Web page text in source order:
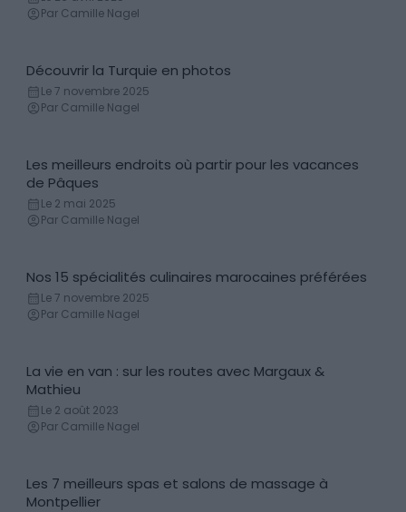
Par Camille Nagel
Reportage photo
Découvrir la Turquie en photos
Le 7 novembre 2025
Par Camille Nagel
Découvertes
Les meilleurs endroits où partir pour les vacances
de Pâques
Le 2 mai 2025
Par Camille Nagel
Gastronomie
Nos 15 spécialités culinaires marocaines préférées
Le 7 novembre 2025
Par Camille Nagel
Histoire & anecdotes
La vie en van : sur les routes avec Margaux &
Mathieu
Le 2 août 2023
Par Camille Nagel
Spa
Les 7 meilleurs spas et salons de massage à
Montpellier